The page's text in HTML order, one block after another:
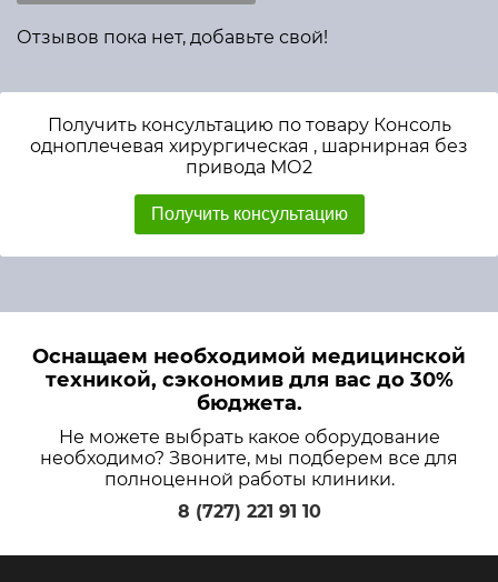
Отзывов пока нет, добавьте свой!
Получить консультацию по товару Консоль
одноплечевая хирургическая , шарнирная без
привода МО2
Получить консультацию
Оснащаем необходимой медицинской
техникой, сэкономив для вас до 30%
бюджета.
Не можете выбрать какое оборудование
необходимо? Звоните, мы подберем все для
полноценной работы клиники.
8 (727) 221 91 10